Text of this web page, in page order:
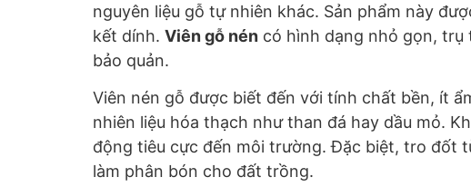
nguyên liệu gỗ tự nhiên khác. Sản phẩm này
kết dính. Viên gỗ nén có hình dạng nhỏ gọn, trụ
bảo quản.
Viên nén gỗ được biết đến với tính chất bền, ít
nhiên liệu hóa thạch như than đá hay dầu mỏ.
động tiêu cực đến môi trường. Đặc biệt, tro đốt
làm phân bón cho đất trồng.